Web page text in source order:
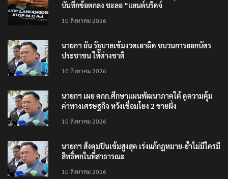
10 สิงหาคม 2026
ประชาชน ให้ต่างชาติ
10 สิงหาคม 2026
ค่าทางเศรษฐกิจ หวังเชื่อมโยง 2 ชายฝั่ง
10 สิงหาคม 2026
สิทธิ์พกในที่สาธารณะ
10 สิงหาคม 2026